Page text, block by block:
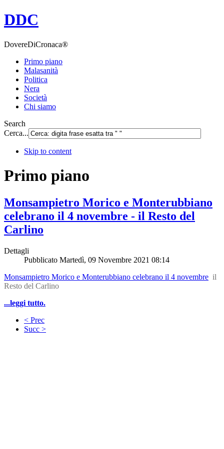
DDC
DovereDiCronaca®
Primo piano
Malasanità
Politica
Nera
Società
Chi siamo
Search
Cerca...
Skip to content
Primo piano
Monsampietro Morico e Monterubbiano
celebrano il 4 novembre - il Resto del
Carlino
Dettagli
Pubblicato Martedì, 09 Novembre 2021 08:14
Monsampietro Morico e Monterubbiano celebrano il 4 novembre il
Resto del Carlino
...leggi tutto.
< Prec
Succ >